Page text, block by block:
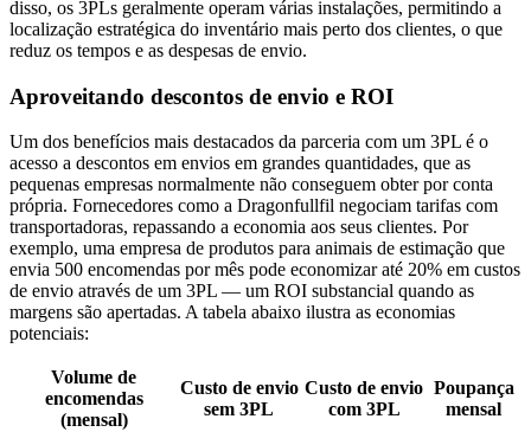
disso, os 3PLs geralmente operam várias instalações, permitindo a
localização estratégica do inventário mais perto dos clientes, o que
reduz os tempos e as despesas de envio.
Aproveitando descontos de envio e ROI
Um dos benefícios mais destacados da parceria com um 3PL é o
acesso a descontos em envios em grandes quantidades, que as
pequenas empresas normalmente não conseguem obter por conta
própria. Fornecedores como a Dragonfullfil negociam tarifas com
transportadoras, repassando a economia aos seus clientes. Por
exemplo, uma empresa de produtos para animais de estimação que
envia 500 encomendas por mês pode economizar até 20% em custos
de envio através de um 3PL — um ROI substancial quando as
margens são apertadas. A tabela abaixo ilustra as economias
potenciais:
Volume de
encomendas
(mensal)
Custo de envio
sem 3PL
Custo de envio
com 3PL
Poupança
mensal